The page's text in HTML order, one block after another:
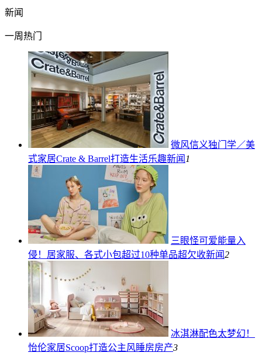
新闻
一周热门
微风信义独门学／美
式家居Crate & Barrel打造生活乐趣新闻 1
三眼怪可爱能量入
侵！居家服、各式小包超过10种单品超欠收新闻2
冰淇淋配色太梦幻！
怡伦家居Scoop打造公主风睡房房产3